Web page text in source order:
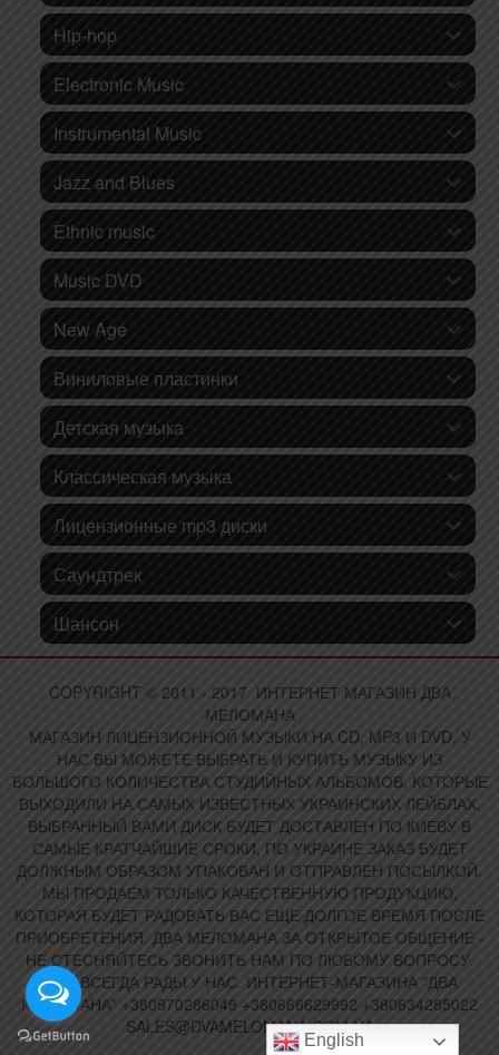
Hip-hop
Electronic Music
Instrumental Music
Jazz and Blues
Ethnic music
Music DVD
New Age
Виниловые пластинки
Детская музыка
Классическая музыка
Лицензионные mp3 диски
Саундтрек
Шансон
COPYRIGHT © 2011 - 2017. ИНТЕРНЕТ МАГАЗИН ДВА
МЕЛОМАНА
МАГАЗИН ЛИЦЕНЗИОННОЙ МУЗЫКИ НА CD, MP3 И DVD. У
НАС ВЫ МОЖЕТЕ ВЫБРАТЬ И КУПИТЬ МУЗЫКУ ИЗ
БОЛЬШОГО КОЛИЧЕСТВА СТУДИЙНЫХ АЛЬБОМОВ, КОТОРЫЕ
ВЫХОДИЛИ НА САМЫХ ИЗВЕСТНЫХ УКРАИНСКИХ ЛЕЙБЛАХ.
ВЫБРАННЫЙ ВАМИ ДИСК БУДЕТ ДОСТАВЛЕН ПО КИЕВУ В
САМЫЕ КРАТЧАЙШИЕ СРОКИ, ПО УКРАИНЕ ЗАКАЗ БУДЕТ
ДОЛЖНЫМ ОБРАЗОМ УПАКОВАН И ОТПРАВЛЕН ПОСЫЛКОЙ.
МЫ ПРОДАЕМ ТОЛЬКО КАЧЕСТВЕННУЮ ПРОДУКЦИЮ,
КОТОРАЯ БУДЕТ РАДОВАТЬ ВАС ЕЩЕ ДОЛГОЕ ВРЕМЯ ПОСЛЕ
ПРИОБРЕТЕНИЯ. ДВА МЕЛОМАНА ЗА ОТКРЫТОЕ ОБЩЕНИЕ -
НЕ СТЕСНЯЙТЕСЬ ЗВОНИТЬ НАМ ПО ЛЮБОМУ ВОПРОСУ.
ВАМ ВСЕГДА РАДЫ У НАС. ИНТЕРНЕТ-МАГАЗИНА "ДВА
МЕЛОМАНА" +380970286049 +380666629992 +380634285022
SALES@DVAMELOMANA.COM.UA
English